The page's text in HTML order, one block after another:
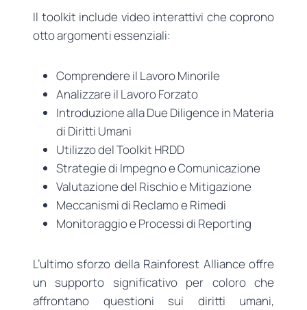
Il toolkit include video interattivi che coprono
otto argomenti essenziali:
Comprendere il Lavoro Minorile
Analizzare il Lavoro Forzato
Introduzione alla Due Diligence in Materia
di Diritti Umani
Utilizzo del Toolkit HRDD
Strategie di Impegno e Comunicazione
Valutazione del Rischio e Mitigazione
Meccanismi di Reclamo e Rimedi
Monitoraggio e Processi di Reporting
L’ultimo sforzo della Rainforest Alliance offre
un supporto significativo per coloro che
affrontano questioni sui diritti umani,